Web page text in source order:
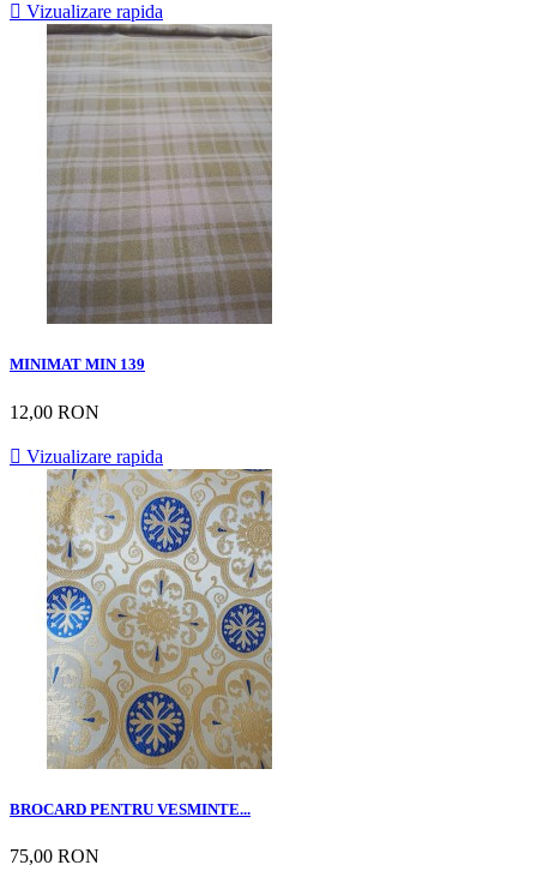
 Vizualizare rapida
MINIMAT MIN 139
12,00 RON
 Vizualizare rapida
BROCARD PENTRU VESMINTE...
75,00 RON